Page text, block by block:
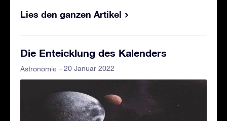
Lies den ganzen Artikel
Die Enteicklung des Kalenders
Astronomie - 20 Januar 2022